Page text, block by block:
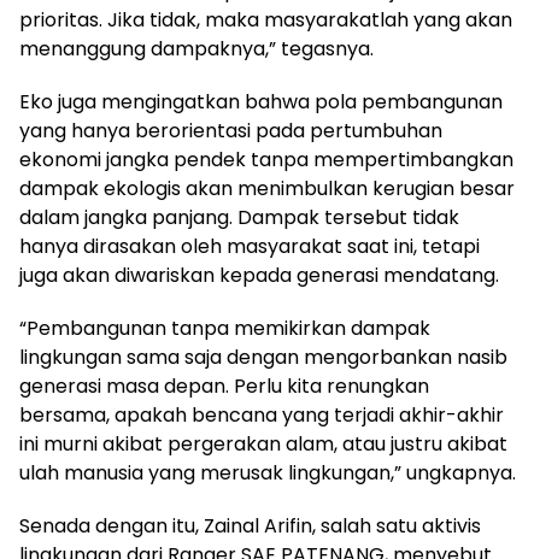
prioritas. Jika tidak, maka masyarakatlah yang akan
menanggung dampaknya,” tegasnya.
Eko juga mengingatkan bahwa pola pembangunan
yang hanya berorientasi pada pertumbuhan
ekonomi jangka pendek tanpa mempertimbangkan
dampak ekologis akan menimbulkan kerugian besar
dalam jangka panjang. Dampak tersebut tidak
hanya dirasakan oleh masyarakat saat ini, tetapi
juga akan diwariskan kepada generasi mendatang.
“Pembangunan tanpa memikirkan dampak
lingkungan sama saja dengan mengorbankan nasib
generasi masa depan. Perlu kita renungkan
bersama, apakah bencana yang terjadi akhir-akhir
ini murni akibat pergerakan alam, atau justru akibat
ulah manusia yang merusak lingkungan,” ungkapnya.
Senada dengan itu, Zainal Arifin, salah satu aktivis